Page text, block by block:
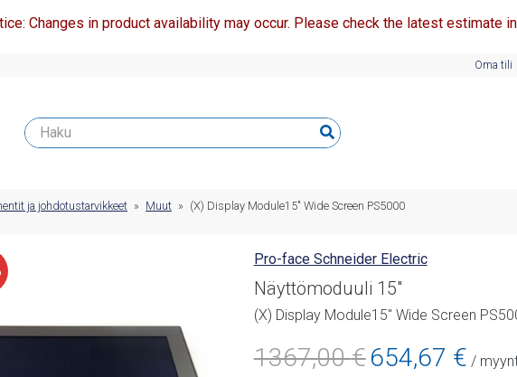
Changes in product availability may occur. Please check the latest estimate
Oma tili
ja johdotustarvikkeet » Muut » (X) Display Module15″ Wide Screen PS5000
Pro-face Schneider Electric
Näyttömoduuli 15"
(X) Display Module15″ Wide Screen
1367,00€ Alkuperäinen
hinta
654,67 €Nykyinen
hinta
/